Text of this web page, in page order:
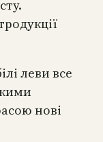
леви все
нові